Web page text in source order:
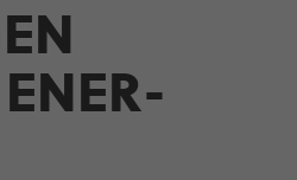
ENER­